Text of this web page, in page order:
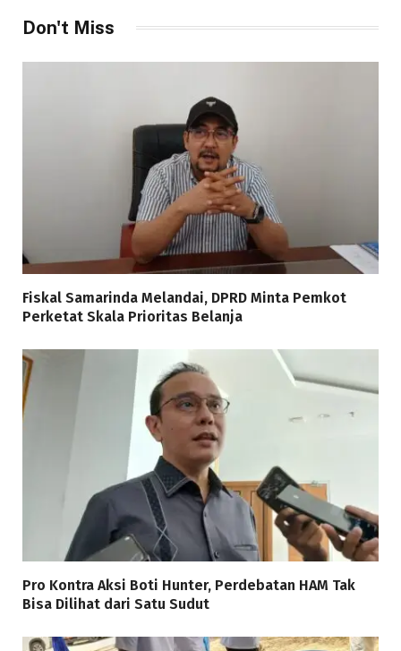
Don't Miss
Fiskal Samarinda Melandai, DPRD Minta Pemkot
Perketat Skala Prioritas Belanja
Pro Kontra Aksi Boti Hunter, Perdebatan HAM Tak
Bisa Dilihat dari Satu Sudut